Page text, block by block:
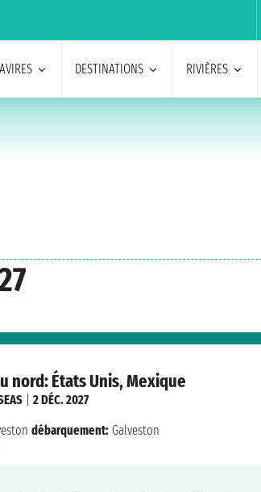
DESTINATIONS RIVIÈRES
nord: États Unis, Mexique
|2 DÉC. 2027
débarquement: Galveston